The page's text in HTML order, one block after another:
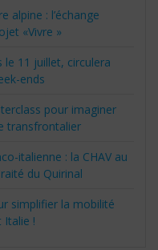
alpine : l’échange
«Vivre »
le 11 juillet, circulera
ends
pour imaginer
transfrontalier
italienne : la CHAV au
du Quirinal
simplifier la mobilité
Italie !